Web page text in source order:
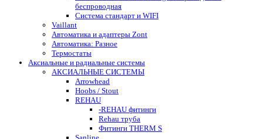
беспроводная
Система стандарт и WIFI
Vaillant
Автоматика и адаптеры Zont
Автоматика: Разное
Термостаты
Аксиальные и радиальные системы
АКСИАЛЬНЫЕ СИСТЕМЫ
Arrowhead
Hoobs / Stout
REHAU
-REHAU фитинги
Rehau труба
Фитинги THERM S